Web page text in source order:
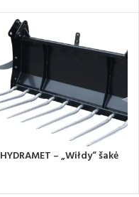
HYDRAMET – „Wiłdy“ šakė